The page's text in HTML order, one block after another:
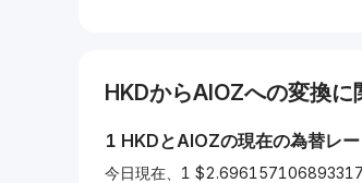
HKDからAIOZへの変換に
1 HKDとAIOZの現在の為替レ
今日現在、1 $2.696157106893317